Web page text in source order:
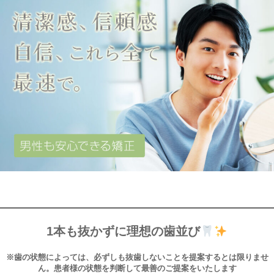
1本も抜かずに理想の歯並び
※歯の状態によっては、必ずしも抜歯しないことを提案するとは限りませ
ん。患者様の状態を判断して最善のご提案をいたします